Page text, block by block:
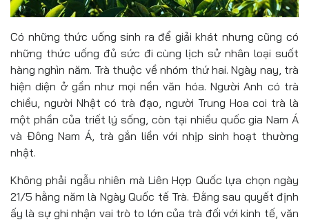
Có những thức uống sinh ra để giải khát nhưng cũng có
những thức uống đủ sức đi cùng lịch sử nhân loại suốt
hàng nghìn năm. Trà thuộc về nhóm thứ hai. Ngày nay, trà
hiện diện ở gần như mọi nền văn hóa. Người Anh có trà
chiều, người Nhật có trà đạo, người Trung Hoa coi trà là
một phần của triết lý sống, còn tại nhiều quốc gia Nam Á
và Đông Nam Á, trà gắn liền với nhịp sinh hoạt thường
nhật.
Không phải ngẫu nhiên mà Liên Hợp Quốc lựa chọn ngày
21/5 hằng năm là Ngày Quốc tế Trà. Đằng sau quyết định
ấy là sự ghi nhận vai trò to lớn của trà đối với kinh tế, văn